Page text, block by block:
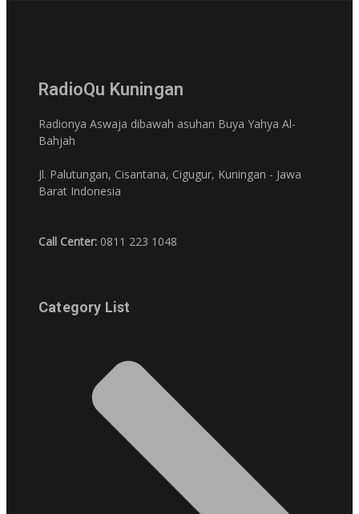
RadioQu Kuningan
Radionya Aswaja dibawah asuhan Buya Yahya Al-
Bahjah
Jl. Palutungan, Cisantana, Cigugur, Kuningan - Jawa
Barat Indonesia
Call Center: 0811 223 1048
Category List